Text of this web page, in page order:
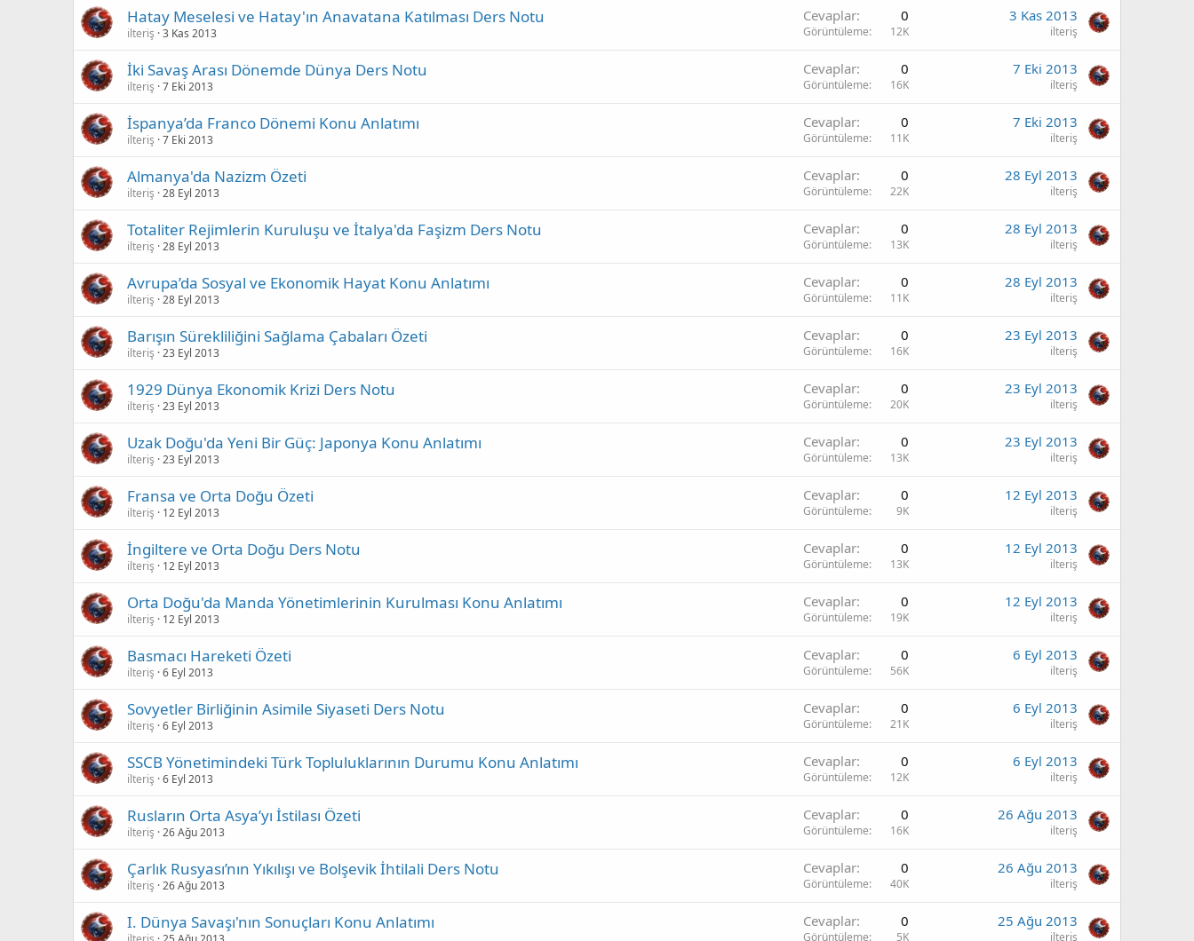
Hatay Meselesi ve Hatay'ın Anavatana Katılması Ders Notu
ilteriş 3 Kas 2013
Cevaplar 0
Görüntüleme 12K
3 Kas 2013
ilteriş
İki Savaş Arası Dönemde Dünya Ders Notu
ilteriş 7 Eki 2013
Cevaplar 0
Görüntüleme 16K
7 Eki 2013
ilteriş
İspanya’da Franco Dönemi Konu Anlatımı
ilteriş 7 Eki 2013
Cevaplar 0
Görüntüleme 11K
7 Eki 2013
ilteriş
Almanya'da Nazizm Özeti
ilteriş 28 Eyl 2013
Cevaplar 0
Görüntüleme 22K
28 Eyl 2013
ilteriş
Totaliter Rejimlerin Kuruluşu ve İtalya'da Faşizm Ders Notu
ilteriş 28 Eyl 2013
Cevaplar 0
Görüntüleme 13K
28 Eyl 2013
ilteriş
Avrupa’da Sosyal ve Ekonomik Hayat Konu Anlatımı
ilteriş 28 Eyl 2013
Cevaplar 0
Görüntüleme 11K
28 Eyl 2013
ilteriş
Barışın Sürekliliğini Sağlama Çabaları Özeti
ilteriş 23 Eyl 2013
Cevaplar 0
Görüntüleme 16K
23 Eyl 2013
ilteriş
1929 Dünya Ekonomik Krizi Ders Notu
ilteriş 23 Eyl 2013
Cevaplar 0
Görüntüleme 20K
23 Eyl 2013
ilteriş
Uzak Doğu'da Yeni Bir Güç: Japonya Konu Anlatımı
ilteriş 23 Eyl 2013
Cevaplar 0
Görüntüleme 13K
23 Eyl 2013
ilteriş
Fransa ve Orta Doğu Özeti
ilteriş 12 Eyl 2013
Cevaplar 0
Görüntüleme 9K
12 Eyl 2013
ilteriş
İngiltere ve Orta Doğu Ders Notu
ilteriş 12 Eyl 2013
Cevaplar 0
Görüntüleme 13K
12 Eyl 2013
ilteriş
Orta Doğu'da Manda Yönetimlerinin Kurulması Konu Anlatımı
ilteriş 12 Eyl 2013
Cevaplar 0
Görüntüleme 19K
12 Eyl 2013
ilteriş
Basmacı Hareketi Özeti
ilteriş 6 Eyl 2013
Cevaplar 0
Görüntüleme 56K
6 Eyl 2013
ilteriş
Sovyetler Birliğinin Asimile Siyaseti Ders Notu
ilteriş 6 Eyl 2013
Cevaplar 0
Görüntüleme 21K
6 Eyl 2013
ilteriş
SSCB Yönetimindeki Türk Topluluklarının Durumu Konu Anlatımı
ilteriş 6 Eyl 2013
Cevaplar 0
Görüntüleme 12K
6 Eyl 2013
ilteriş
Rusların Orta Asya’yı İstilası Özeti
ilteriş 26 Ağu 2013
Cevaplar 0
Görüntüleme 16K
26 Ağu 2013
ilteriş
Çarlık Rusyası’nın Yıkılışı ve Bolşevik İhtilali Ders Notu
ilteriş 26 Ağu 2013
Cevaplar 0
Görüntüleme 40K
26 Ağu 2013
ilteriş
I. Dünya Savaşı'nın Sonuçları Konu Anlatımı Cevaplar 0
Görüntüleme 5K
25 Ağu 2013
ilteriş